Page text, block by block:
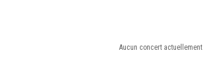
Aucun concert actuellement